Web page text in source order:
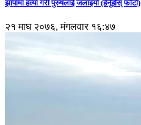
झापामा हत्या गरी पुरुषलाई जलाइयो (हेर्नुहाेस् फाेटाे)
२१ माघ २०७६, मंगलवार १६:४७